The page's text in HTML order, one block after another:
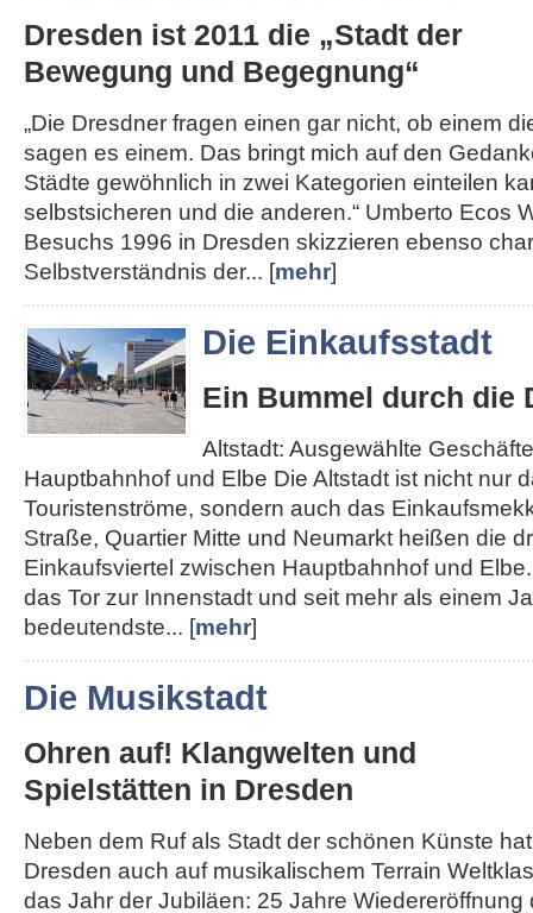
Dresden ist 2011 die „Stadt der
Bewegung und Begegnung“
„Die Dresdner fragen einen gar nicht, ob einem
sagen es einem. Das bringt mich auf den
Städte gewöhnlich in zwei Kategorien einteilen
selbstsicheren und die anderen.“ Umberto Ecos
Besuchs 1996 in Dresden skizzieren ebenso
Selbstverständnis der... [mehr]
Die Einkaufsstadt
Ein Bummel durch die
Altstadt: Ausgewählte
Hauptbahnhof und Elbe Die Altstadt ist nicht nur
Touristenströme, sondern auch das
Straße, Quartier Mitte und Neumarkt heißen die
Einkaufsviertel zwischen Hauptbahnhof und
das Tor zur Innenstadt und seit mehr als einem
bedeutendste... [mehr]
Die Musikstadt
Ohren auf! Klangwelten und
Spielstätten in Dresden
Neben dem Ruf als Stadt der schönen Künste hat
Dresden auch auf musikalischem Terrain
das Jahr der Jubiläen: 25 Jahre Wiedereröffnung